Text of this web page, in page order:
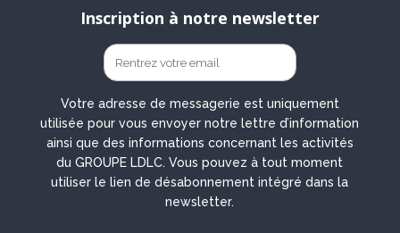
Inscription à notre newsletter
Votre adresse de messagerie est uniquement
utilisée pour vous envoyer notre lettre d’information
ainsi que des informations concernant les activités
du GROUPE LDLC. Vous pouvez à tout moment
utiliser le lien de désabonnement intégré dans la
newsletter.